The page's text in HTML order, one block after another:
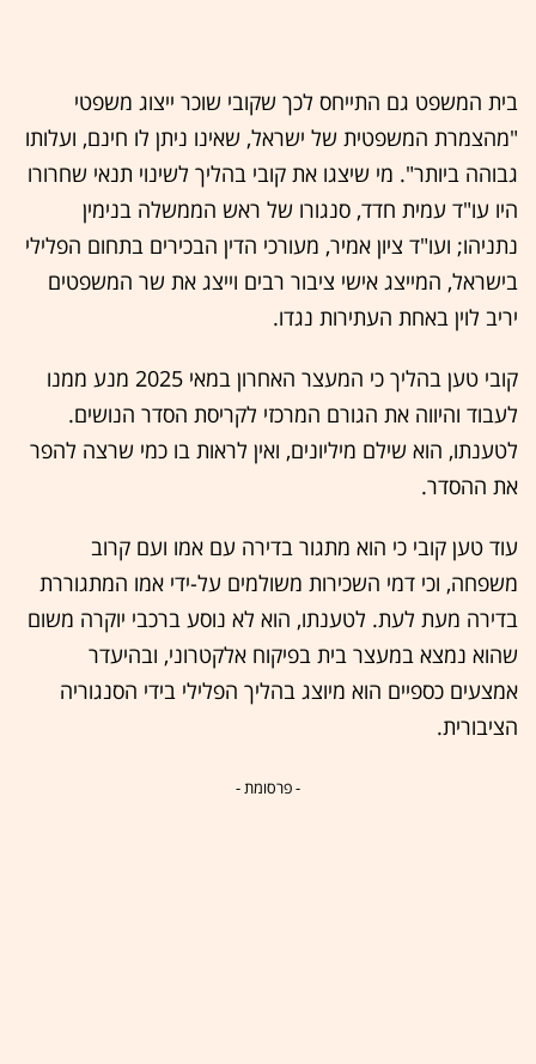
בית המשפט גם התייחס לכך שקובי שוכר ייצוג משפטי
"מהצמרת המשפטית של ישראל, שאינו ניתן לו חינם, ועלותו
גבוהה ביותר". מי שיצגו את קובי בהליך לשינוי תנאי שחרורו
היו עו"ד עמית חדד, סנגורו של ראש הממשלה בנימין
נתניהו; ועו"ד ציון אמיר, מעורכי הדין הבכירים בתחום הפלילי
בישראל, המייצג אישי ציבור רבים וייצג את שר המשפטים
יריב לוין באחת העתירות נגדו.
קובי טען בהליך כי המעצר האחרון במאי 2025 מנע ממנו
לעבוד והיווה את הגורם המרכזי לקריסת הסדר הנושים.
לטענתו, הוא שילם מיליונים, ואין לראות בו כמי שרצה להפר
את ההסדר.
עוד טען קובי כי הוא מתגור בדירה עם אמו ועם קרוב
משפחה, וכי דמי השכירות משולמים על-ידי אמו המתגוררת
בדירה מעת לעת. לטענתו, הוא לא נוסע ברכבי יוקרה משום
שהוא נמצא במעצר בית בפיקוח אלקטרוני, ובהיעדר
אמצעים כספיים הוא מיוצג בהליך הפלילי בידי הסנגוריה
הציבורית.
- פרסומת -